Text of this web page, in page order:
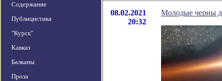
Содержание
Публицистика
"Курск"
Кавказ
Балканы
Проза
08.02.2021
20:32
Молодые черны